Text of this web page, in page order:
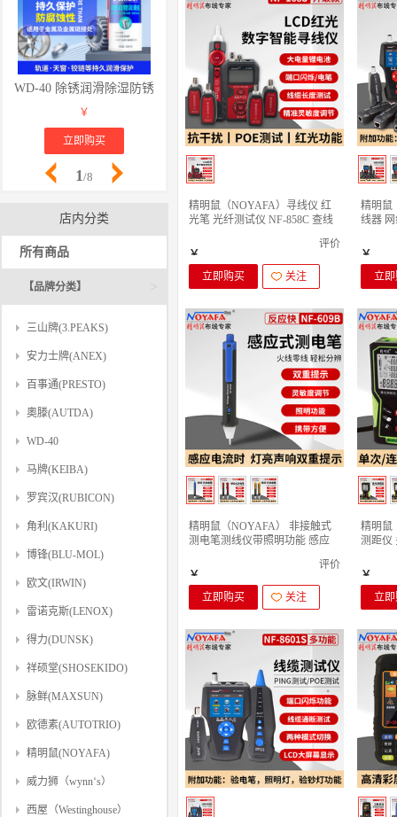
1/8
WD-40 除锈润滑除湿防锈剂 螺丝松动剂 wd40防锈油 电器清洁油污
￥
立即购买
WD-40 除锈润滑除湿防锈剂 螺丝松动
￥
立即购买
祥碩堂进口
立
店内分类
所有商品
【品牌分类】
三山牌(3.PEAKS)
安力士牌(ANEX)
百事通(PRESTO)
奧滕(AUTDA)
WD-40
马牌(KEIBA)
罗宾汉(RUBICON)
角利(KAKURI)
博锋(BLU-MOL)
欧文(IRWIN)
雷诺克斯(LENOX)
得力(DUNSK)
祥硕堂(SHOSEKIDO)
脉鲜(MAXSUN)
欧德素(AUTOTRIO)
精明鼠(NOYAFA)
威力狮（wynn‘s）
西屋（Westinghouse）
精明鼠（NOYAFA）寻线仪 红
光笔 光纤测试仪 NF-858C 查线
POE测试仪）
评价
￥
立即购买
关注
精明鼠
线器
端
￥
立
精明鼠（NOYAFA） 非接触式
测电笔测线仪带照明功能 感应
评价
￥
立即购买
关注
精明鼠
测距仪
￥
立